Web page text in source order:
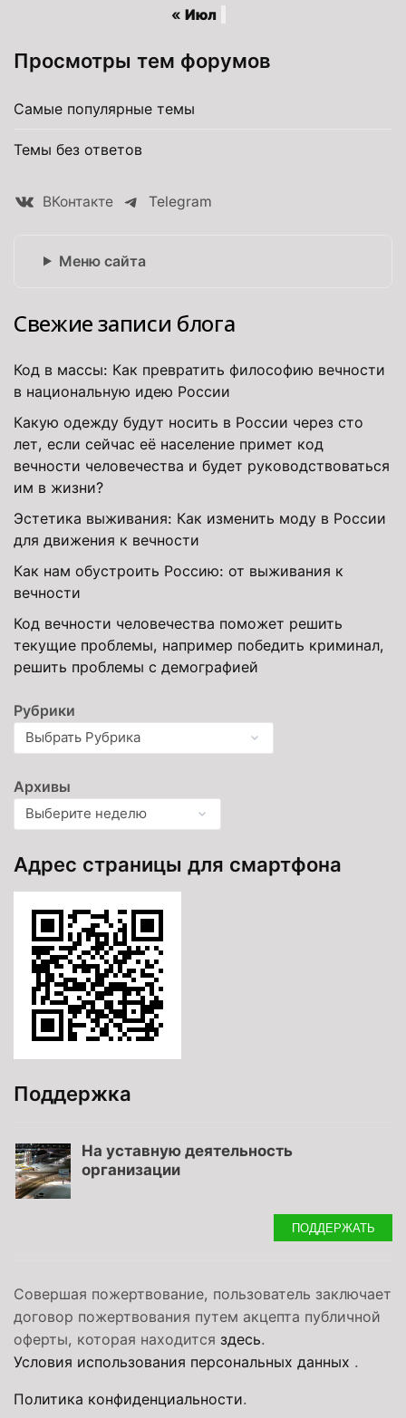
« Июл
Просмотры тем форумов
Самые популярные темы
Темы без ответов
ВКонтакте Telegram
Меню сайта
Свежие записи блога
Код в массы: Как превратить философию вечности
в национальную идею России
Какую одежду будут носить в России через сто
лет, если сейчас её население примет код
вечности человечества и будет руководствоваться
им в жизни?
Эстетика выживания: Как изменить моду в России
для движения к вечности
Как нам обустроить Россию: от выживания к
вечности
Код вечности человечества поможет решить
текущие проблемы, например победить криминал,
решить проблемы с демографией
Рубрики
Архивы
Адрес страницы для смартфона
Поддержка
На уставную деятельность
организации
ПОДДЕРЖАТЬ
Совершая пожертвование, пользователь заключает
договор пожертвования путем акцепта публичной
оферты, которая находится здесь.
Условия использования персональных данных .
Политика конфиденциальности.